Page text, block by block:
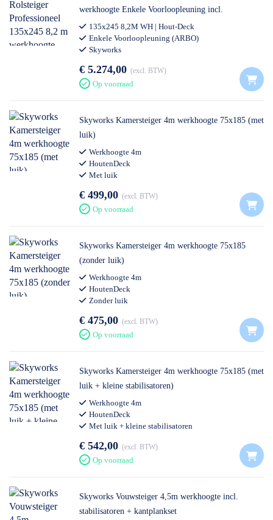
werkhoogte Enkele Voorloopleuning incl.
Steigeraanhanger DeLuxe
135x245 8,2M WH | Hout-Deck
Enkele Voorloopleuning (ARBO)
Skyworks
€ 5.274,00 excl. BTW
Op voorraad
Skyworks Kamersteiger 4m werkhoogte 75x185 (met
luik)
Werkhoogte 4m
HoutenDeck
Met luik
€ 499,00 excl. BTW
Op voorraad
Skyworks Kamersteiger 4m werkhoogte 75x185
(zonder luik)
Werkhoogte 4m
HoutenDeck
Zonder luik
€ 475,00 excl. BTW
Op voorraad
Skyworks Kamersteiger 4m werkhoogte 75x185 (met
luik + kleine stabilisatoren)
Werkhoogte 4m
HoutenDeck
Met luik + kleine stabilisatoren
€ 542,00 excl. BTW
Op voorraad
Skyworks Vouwsteiger 4,5m werkhoogte incl.
stabilisatoren + kantplankset